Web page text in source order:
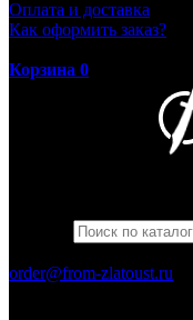
Оплата и доставка
Как оформить заказ?
Корзина 0
order@from-zlatoust.ru